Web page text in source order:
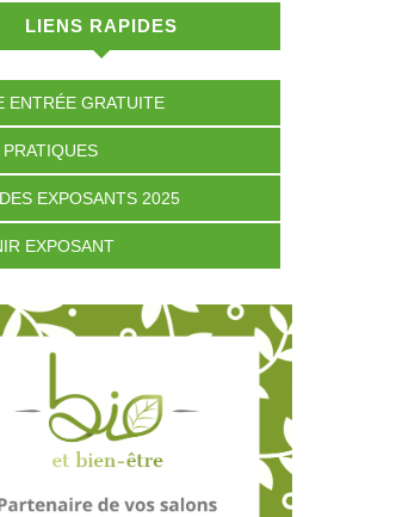
LIENS RAPIDES
ENTRÉE GRATUITE
EXPOSANTS 2025
EXPOSANT